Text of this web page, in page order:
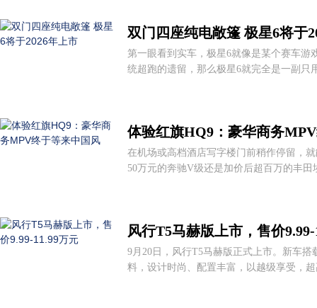
双门四座纯电敞篷 极星6将于
第一眼看到实车，极星6就像是某个赛车游
统超跑的遗留，那么极星6就完全是一副只
体验红旗HQ9：豪华商务
在机场或高档酒店写字楼门前稍作停留，
50万元的奔驰V级还是加价后超百万的丰
风行T5马赫版上市，售价
9月20日，风行T5马赫版正式上市。新车
料，设计时尚、配置丰富，以越级享受，